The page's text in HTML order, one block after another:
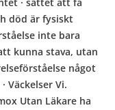
död är fysiskt
inte bara
kunna stava, utan
något
Väckelser Vi.
Utan Läkare ha